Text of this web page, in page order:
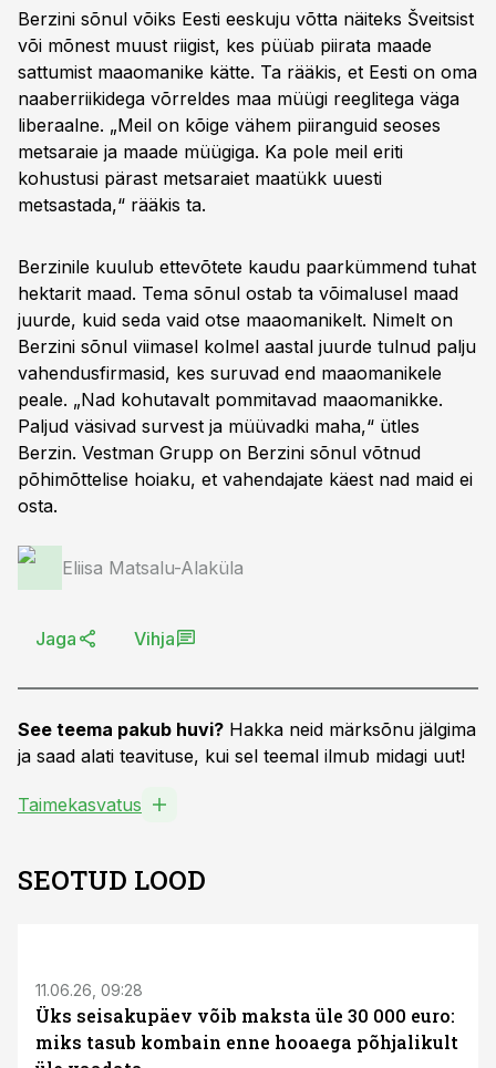
Berzini sõnul võiks Eesti eeskuju võtta näiteks Šveitsist
või mõnest muust riigist, kes püüab piirata maade
sattumist maaomanike kätte. Ta rääkis, et Eesti on oma
naaberriikidega võrreldes maa müügi reeglitega väga
liberaalne. „Meil on kõige vähem piiranguid seoses
metsaraie ja maade müügiga. Ka pole meil eriti
kohustusi pärast metsaraiet maatükk uuesti
metsastada,“ rääkis ta.
Berzinile kuulub ettevõtete kaudu paarkümmend tuhat
hektarit maad. Tema sõnul ostab ta võimalusel maad
juurde, kuid seda vaid otse maaomanikelt. Nimelt on
Berzini sõnul viimasel kolmel aastal juurde tulnud palju
vahendusfirmasid, kes suruvad end maaomanikele
peale. „Nad kohutavalt pommitavad maaomanikke.
Paljud väsivad survest ja müüvadki maha,“ ütles
Berzin. Vestman Grupp on Berzini sõnul võtnud
põhimõttelise hoiaku, et vahendajate käest nad maid ei
osta.
Eliisa Matsalu-Alaküla
Jaga Vihja
See teema pakub huvi? Hakka neid märksõnu jälgima
ja saad alati teavituse, kui sel teemal ilmub midagi uut!
Taimekasvatus
SEOTUD LOOD
11.06.26, 09:28
Üks seisakupäev võib maksta üle 30 000 euro:
miks tasub kombain enne hooaega põhjalikult